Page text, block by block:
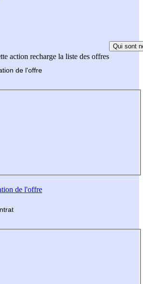
action recharge la liste des offres
Qui sont
de l'offre
de l'offre